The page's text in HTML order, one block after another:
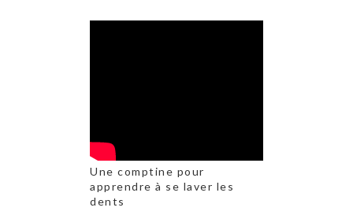
Une comptine pour
apprendre à se laver les
dents